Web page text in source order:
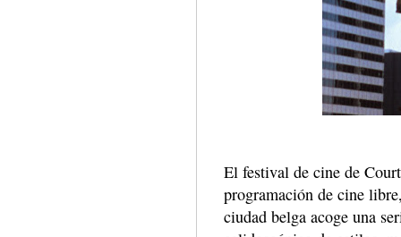
El festival de cine de
programación de cine
ciudad belga acoge una